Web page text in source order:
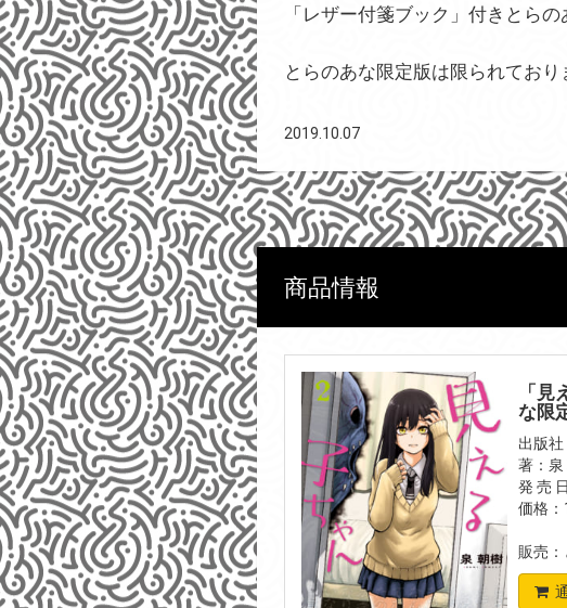
「レザー付箋ブック」付きとら
とらのあな限定版は限られてお
2019.10.07
商品情報
「
な限
出版社
著：泉
発 売
価格
販売